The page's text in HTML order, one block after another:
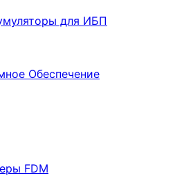
для ИБП
Обеспечение
FDM